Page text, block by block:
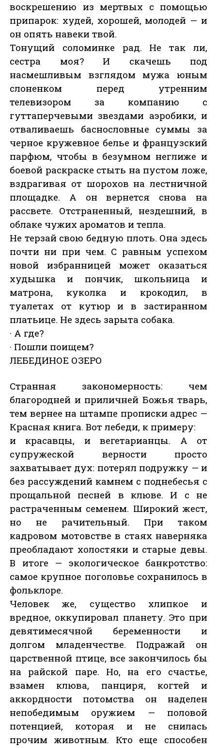
воскрешению из мертвых с помощью
припарок: худей, хорошей, молодей — и
он опять навеки твой.
Тонущий соломинке рад. Не так ли,
сестра моя? И скачешь под
насмешливым взглядом мужа юным
слоненком перед утренним
телевизором за компанию с
гуттаперчевыми звездами аэробики, и
отваливаешь баснословные суммы за
черное кружевное белье и французский
парфюм, чтобы в безумном неглиже и
боевой раскраске стыть на пустом ложе,
вздрагивая от шорохов на лестничной
площадке. А он вернется снова на
рассвете. Отстраненный, нездешний, в
облаке чужих ароматов и тепла.
Не терзай свою бедную плоть. Она здесь
почти ни при чем. С равным успехом
новой избранницей может оказаться
худышка и пончик, школьница и
матрона, куколка и крокодил, в
туалетах от кутюр и в застиранном
платьице. Не здесь зарыта собака.
· А где?
· Пошли поищем?
ЛЕБЕДИНОЕ ОЗЕРО
Странная закономерность: чем
благородней и приличней Божья тварь,
тем вернее на штампе прописки адрес —
Красная книга. Вот лебеди, к примеру:
и красавцы, и вегетарианцы. А от
супружеской верности просто
захватывает дух: потерял подружку — и
без рассуждений камнем с поднебесья с
прощальной песней в клюве. И с не
растраченным семенем. Широкий жест,
но не рачительный. При таком
кадровом мотовстве в стаях наверняка
преобладают холостяки и старые девы.
В итоге — экологическое банкротство:
самое крупное поголовье сохранилось в
фольклоре.
Человек же, существо хлипкое и
вредное, оккупировал планету. Это при
девятимесячной беременности и
долгом младенчестве. Подражай он
царственной птице, все закончилось бы
на райской паре. Но, на его счастье,
взамен клюва, панциря, когтей и
аккордности потомства он наделен
непобедимым оружием — половой
потенцией, которая и не снилась
прочим животным. Кто еще способен